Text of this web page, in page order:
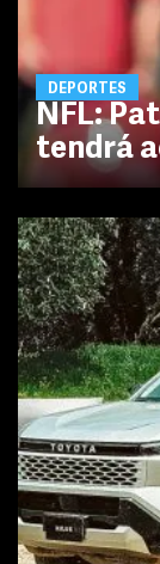
DEPORTES
NFL:
tendrá